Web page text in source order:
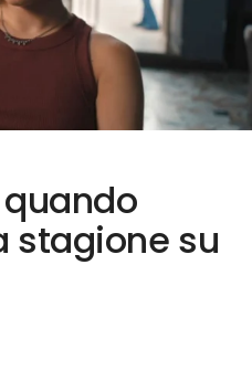
quando
stagione su